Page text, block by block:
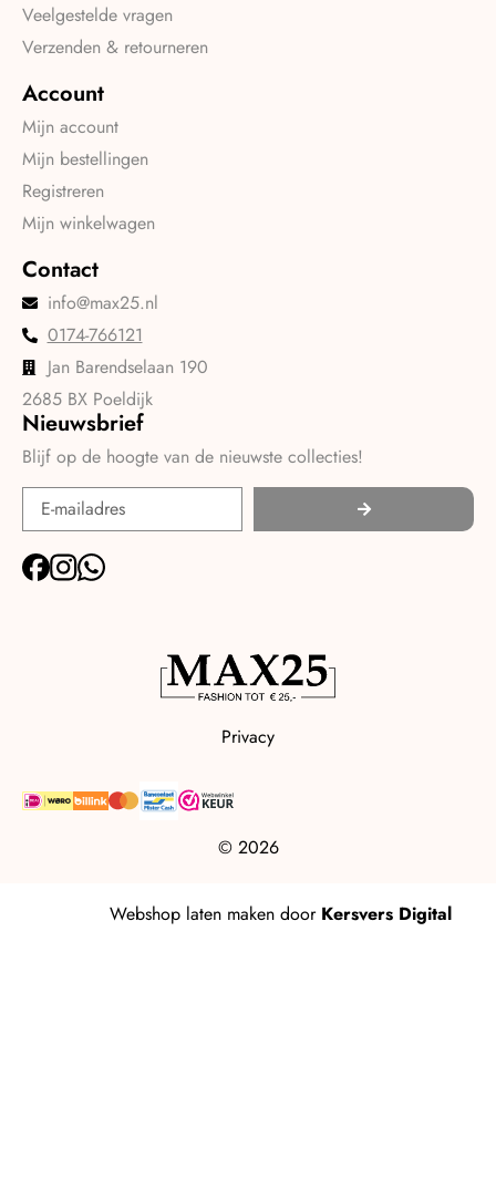
Veelgestelde vragen
Verzenden & retourneren
Account
Mijn account
Mijn bestellingen
Registreren
Mijn winkelwagen
Contact
info@max25.nl
0174-766121
Jan Barendselaan 190
2685 BX Poeldijk
Nieuwsbrief
Blijf op de hoogte van de nieuwste collecties!
Privacy
© 2026
Webshop laten maken door Kersvers Digital